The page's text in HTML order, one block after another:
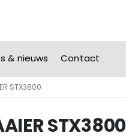
& nieuws Contact
STX3800
STX3800